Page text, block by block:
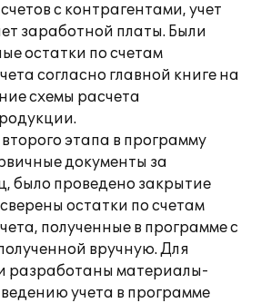
с контрагентами, учет
заработной платы. Были
остатки по счетам
согласно главной книге на
схемы расчета
этапа в программу
документы за
было проведено закрытие
остатки по счетам
полученные в программе с
вручную. Для
разработаны материалы-
учета в программе